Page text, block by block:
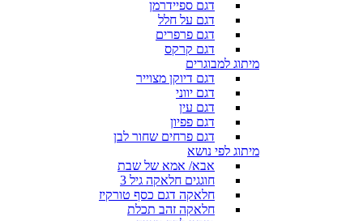
דגם ספיידרמן
דגם על חלל
דגם פרפרים
דגם קרקס
מיתוג למבוגרים
דגם דיוקן מצוייר
דגם יווני
דגם עין
דגם פפיון
דגם פרחים שחור לבן
מיתוג לפי נושא
אבא/ אמא של שבת
חוגגים חלאקה גיל 3
חלאקה דגם כסף טורקיז
חלאקה זהב תכלת